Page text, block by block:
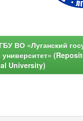
ВО «Луганский
университет»
University)